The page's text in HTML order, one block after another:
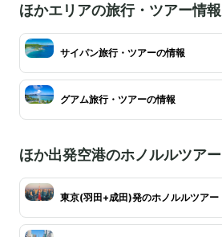
ほかエリアの旅行・ツアー情報
サイパン旅行・ツアーの情報
グアム旅行・ツアーの情報
ほか出発空港のホノルルツアー
東京(羽田+成田)発のホノルルツアー